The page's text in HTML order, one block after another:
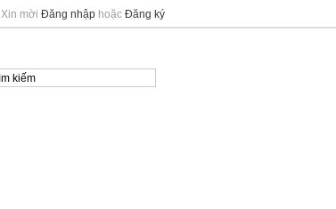
Xin mời Đăng nhập hoặc Đăng ký